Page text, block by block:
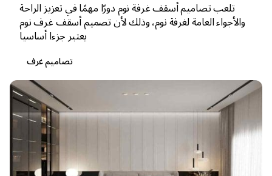
تلعب تصاميم أسقف غرفة نوم دورًا مهمًا في تعزيز الراحة
والأجواء العامة لغرفة نوم، وذلك لأن تصميم أسقف غرف نوم
يعتبر جزءا أساسيا
تصاميم غرف